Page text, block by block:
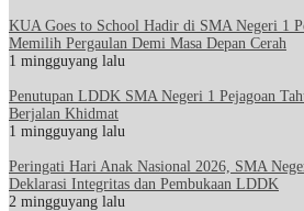
KUA Goes to School Hadir di SMA Negeri 1
Memilih Pergaulan Demi Masa Depan Cerah
1 mingguyang lalu
Penutupan LDDK SMA Negeri 1 Pejagoan
Berjalan Khidmat
1 mingguyang lalu
Peringati Hari Anak Nasional 2026, SMA
Deklarasi Integritas dan Pembukaan LDDK
2 mingguyang lalu